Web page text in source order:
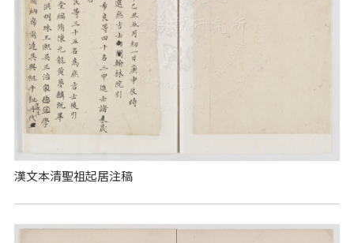
漢文本清聖祖起居注稿